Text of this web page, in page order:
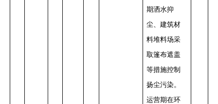
期洒水抑
尘、建筑材
料堆料场采
取篷布遮盖
等措施控制
扬尘污染。
运营期在环